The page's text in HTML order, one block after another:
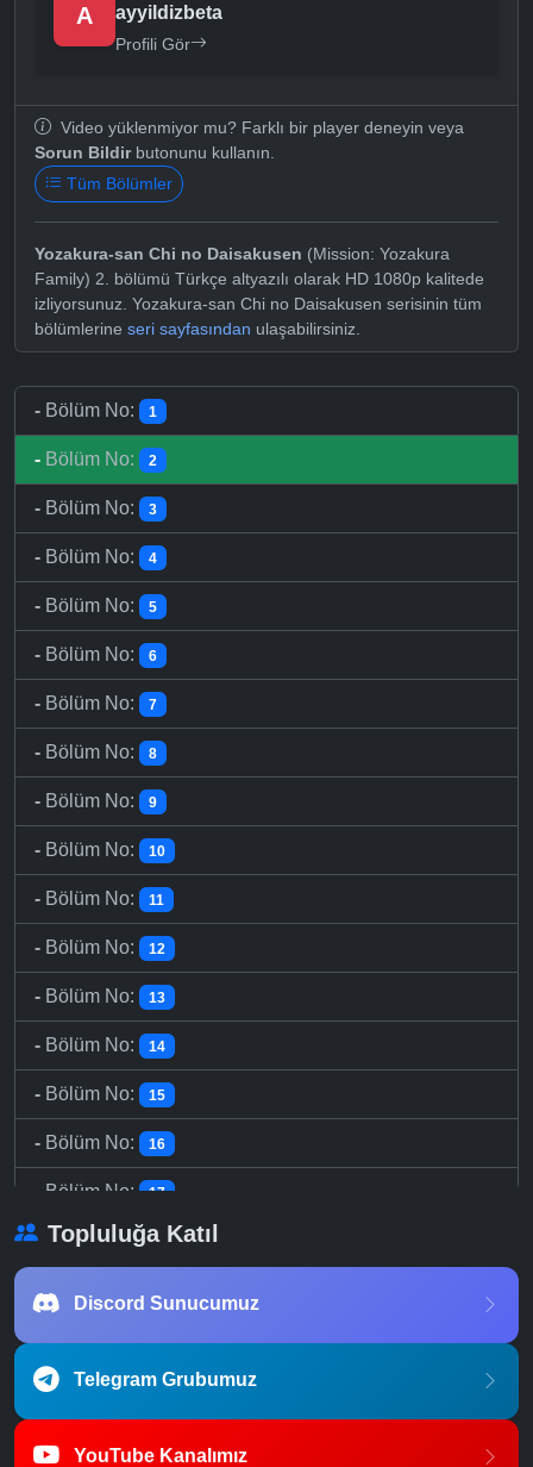
A ayyildizbeta
Profili Gör
Video yüklenmiyor mu? Farklı bir player deneyin veya
Sorun Bildirbutonunu kullanın.
Tüm Bölümler
Yozakura-san Chi no Daisakusen (Mission: Yozakura
Family) 2. bölümü Türkçe altyazılı olarak HD 1080p kalitede
izliyorsunuz. Yozakura-san Chi no Daisakusen serisinin tüm
bölümlerine seri sayfasından ulaşabilirsiniz.
- Bölüm No: 1
- Bölüm No: 2
- Bölüm No: 3
- Bölüm No: 4
- Bölüm No: 5
- Bölüm No: 6
- Bölüm No: 7
- Bölüm No: 8
- Bölüm No: 9
- Bölüm No: 10
- Bölüm No: 11
- Bölüm No: 12
- Bölüm No: 13
- Bölüm No: 14
- Bölüm No: 15
- Bölüm No: 16
Bölüm No: 17
- Bölüm No: 18
- Bölüm No:
-Bölüm No: 21
Topluluğa Katıl
Discord Sunucumuz
Telegram Grubumuz
YouTube Kanalımız